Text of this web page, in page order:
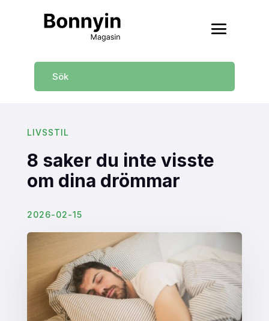
LIVSSTIL
8 saker du inte visste
om dina drömmar
2026-02-15